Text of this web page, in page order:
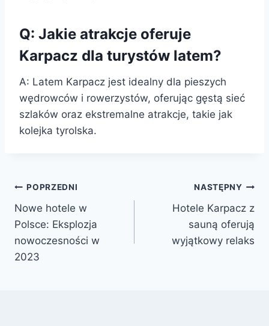
Q: Jakie atrakcje oferuje
Karpacz dla turystów latem?
A: Latem Karpacz jest idealny dla pieszych
wędrowców i rowerzystów, oferując gęstą sieć
szlaków oraz ekstremalne atrakcje, takie jak
kolejka tyrolska.
Nawigacja
wpisu
POPRZEDNI
Nowe hotele w
Polsce: Eksplozja
nowoczesności w
2023
NASTĘPNY
Hotele Karpacz z
sauną oferują
wyjątkowy relaks